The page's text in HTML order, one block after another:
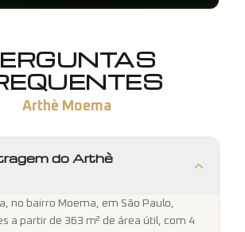
Arthè Moema
do Arthè
no bairro Moema, em São Paulo,
a partir de 363 m² de área útil, com 4